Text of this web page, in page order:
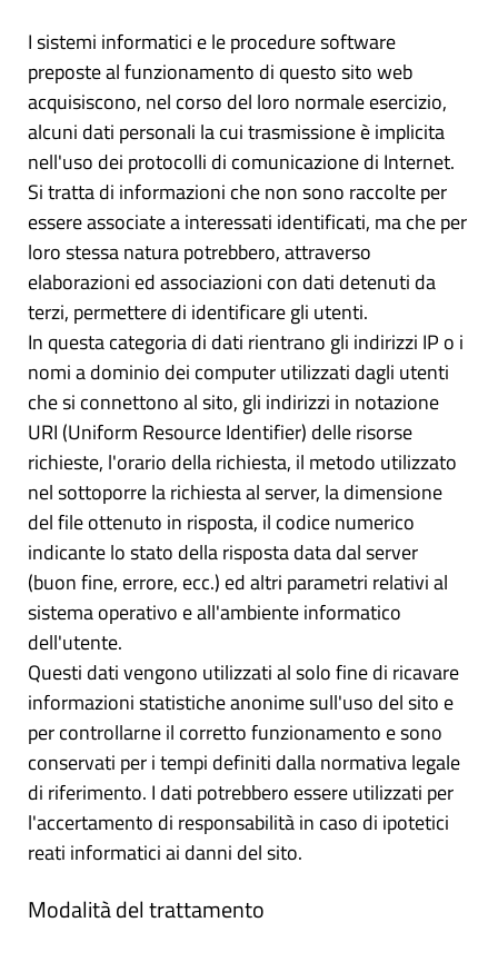
I sistemi informatici e le procedure software
preposte al funzionamento di questo sito web
acquisiscono, nel corso del loro normale esercizio,
alcuni dati personali la cui trasmissione è implicita
nell'uso dei protocolli di comunicazione di Internet.
Si tratta di informazioni che non sono raccolte per
essere associate a interessati identificati, ma che per
loro stessa natura potrebbero, attraverso
elaborazioni ed associazioni con dati detenuti da
terzi, permettere di identificare gli utenti.
In questa categoria di dati rientrano gli indirizzi IP o i
nomi a dominio dei computer utilizzati dagli utenti
che si connettono al sito, gli indirizzi in notazione
URI (Uniform Resource Identifier) delle risorse
richieste, l'orario della richiesta, il metodo utilizzato
nel sottoporre la richiesta al server, la dimensione
del file ottenuto in risposta, il codice numerico
indicante lo stato della risposta data dal server
(buon fine, errore, ecc.) ed altri parametri relativi al
sistema operativo e all'ambiente informatico
dell'utente.
Questi dati vengono utilizzati al solo fine di ricavare
informazioni statistiche anonime sull'uso del sito e
per controllarne il corretto funzionamento e sono
conservati per i tempi definiti dalla normativa legale
di riferimento. I dati potrebbero essere utilizzati per
l'accertamento di responsabilità in caso di ipotetici
reati informatici ai danni del sito.
Modalità del trattamento